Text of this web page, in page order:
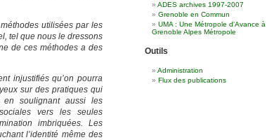
utilisées par les
tel que nous le dressons
de ces méthodes a des
injustifiés qu’on pourra
sur des pratiques qui
en soulignant aussi les
vers les seules
imbriquées. Les
l’identité même des
ADES archives 1997-2007
Grenoble en Commun
UMA : Une Métropole d'Avance à
Grenoble Alpes Métropole
Outils
Administration
Flux des publications